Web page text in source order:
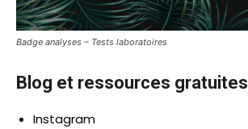
Badge analyses – Tests laboratoires
Blog et ressources gratuites
Instagram